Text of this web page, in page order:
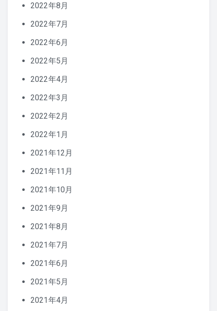
2022年8月
2022年7月
2022年6月
2022年5月
2022年4月
2022年3月
2022年2月
2022年1月
2021年12月
2021年11月
2021年10月
2021年9月
2021年8月
2021年7月
2021年6月
2021年5月
2021年4月